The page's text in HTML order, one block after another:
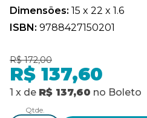
Dimensões: 15 x 22 x 1.6
ISBN: 9788427150201
R$ 172,00
R$ 137,60
1 x de R$ 137,60 no Boleto
Qtde.